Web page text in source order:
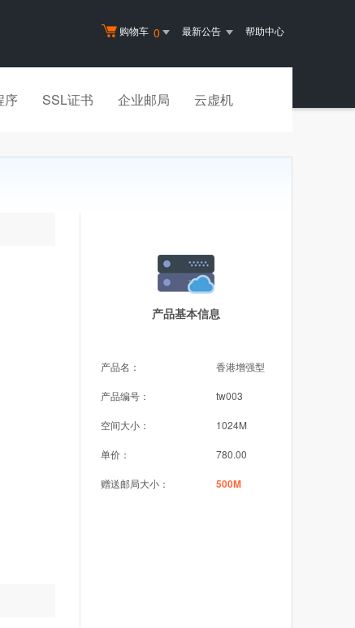
购物车 0 最新公告 帮助中心
序 SSL证书 企业邮局 云虚机
产品基本信息
产品名： 香港增强型
产品编号： tw003
空间大小： 1024M
单价： 780.00
赠送邮局大小： 500M